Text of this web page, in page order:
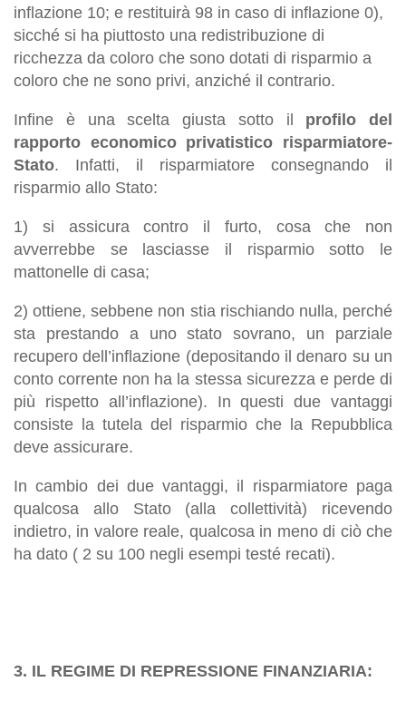
inflazione 10; e restituirà 98 in caso di inflazione 0),
sicché si ha piuttosto una redistribuzione di
ricchezza da coloro che sono dotati di risparmio a
coloro che ne sono privi, anziché il contrario.
Infine è una scelta giusta sotto il profilo del
rapporto economico privatistico risparmiatore-
Stato. Infatti, il risparmiatore consegnando il
risparmio allo Stato:
1) si assicura contro il furto, cosa che non
avverrebbe se lasciasse il risparmio sotto le
mattonelle di casa;
2) ottiene, sebbene non stia rischiando nulla, perché
sta prestando a uno stato sovrano, un parziale
recupero dell’inflazione (depositando il denaro su un
conto corrente non ha la stessa sicurezza e perde di
più rispetto all’inflazione). In questi due vantaggi
consiste la tutela del risparmio che la Repubblica
deve assicurare.
In cambio dei due vantaggi, il risparmiatore paga
qualcosa allo Stato (alla collettività) ricevendo
indietro, in valore reale, qualcosa in meno di ciò che
ha dato ( 2 su 100 negli esempi testé recati).
3. IL REGIME DI REPRESSIONE FINANZIARIA: